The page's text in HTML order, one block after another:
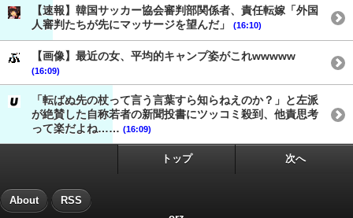
【速報】韓国サッカー協会審判部関係者、責任転嫁「外国
人審判たちが先にマッサージを望んだ」
(16:10)
【画像】最近の女、平均的キャンプ姿がこれwwwww
(16:09)
「転ばぬ先の杖って言う言葉すら知らねえのか？」と左派
が絶賛した自称若者の新聞投書にツッコミ殺到、他責思考
って楽だよね…… (16:09)
トップ 次へ
About RSS